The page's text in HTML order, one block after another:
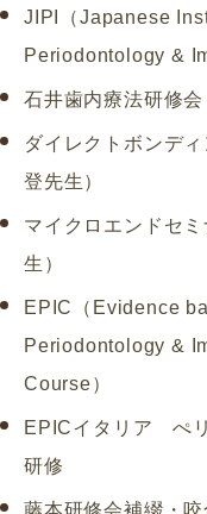
JIPI（Japanese
Periodontology &
石井歯内療法研修会
ダイレクトボンデ
登先生）
マイクロエンドセ
生）
EPIC（Evidence
Periodontology &
Course）
EPICイタリア ぺ
研修
藤本研修会補綴・咬